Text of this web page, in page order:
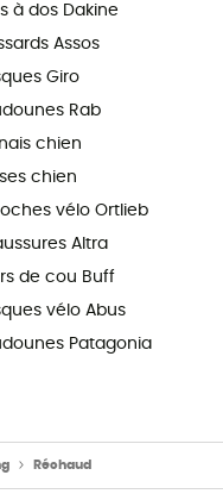
à dos Dakine
Assos
Giro
Rab
chien
chien
vélo Ortlieb
Altra
de cou Buff
vélo Abus
Patagonia
Réchaud